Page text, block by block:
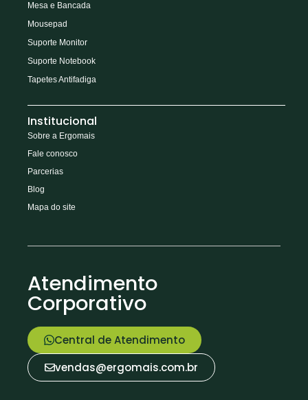
Mesa e Bancada
Mousepad
Suporte Monitor
Suporte Notebook
Tapetes Antifadiga
Institucional
Sobre a Ergomais
Fale conosco
Parcerias
Blog
Mapa do site
Atendimento
Corporativo
Central de Atendimento
vendas@ergomais.com.br